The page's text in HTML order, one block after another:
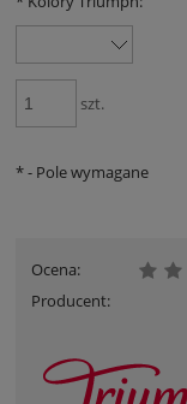
szt.
*- Pole wymagane
Ocena:
Producent: